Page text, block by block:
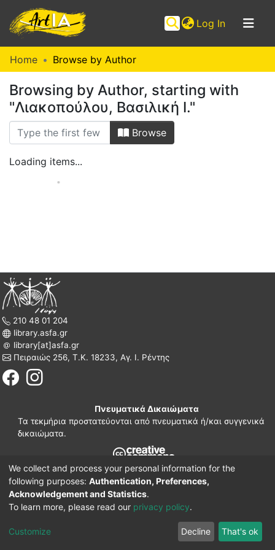
Log In (current)
Communities
&
Collections
Browse ArtIA
Home Browse by Author
Browsing by Author, starting with
"Λιακοπούλου, Βασιλική I."
Browse
Loading items...
210 48 01 204
library.asfa.gr
library[at]asfa.gr
Πειραιώς 256, Τ.Κ. 18233, Αγ. Ι. Ρέντης
Πνευματικά Δικαιώματα
Τα τεκμήρια προστατεύονται από πνευματικά ή/και συγγενικά
δικαιώματα.
210 38 97 109
www.asfa.gr
Πατησίων 42, Τ.Κ. 10682, Αθήνα
DSpace software Implementation ELiDOC
We collect and process your personal information for the
following purposes: Authentication, Preferences,
Acknowledgement and Statistics.
To learn more, please read our privacy policy.
Customize Decline That's ok